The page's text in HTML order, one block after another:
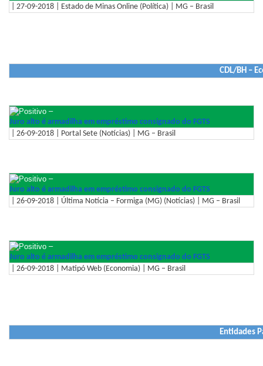
| 27-09-2018 | Estado de Minas Online (Política) | MG – Brasil
CDL/BH –
–
Juro alto é armadilha em empréstimo consignado do FGTS
| 26-09-2018 | Portal Sete (Notícias) | MG – Brasil
–
Juro alto é armadilha em empréstimo consignado do FGTS
| 26-09-2018 | Última Notícia – Formiga (MG) (Notícias) | MG – Brasil
–
Juro alto é armadilha em empréstimo consignado do FGTS
| 26-09-2018 | Matipó Web (Economia) | MG – Brasil
Entidades